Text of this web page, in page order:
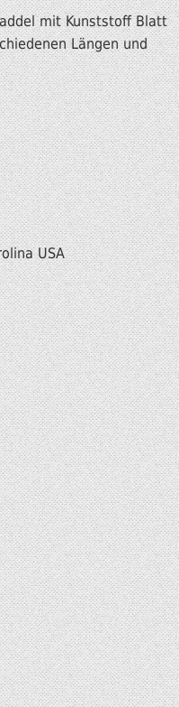
mit Kunststoff Blatt
Längen und
USA